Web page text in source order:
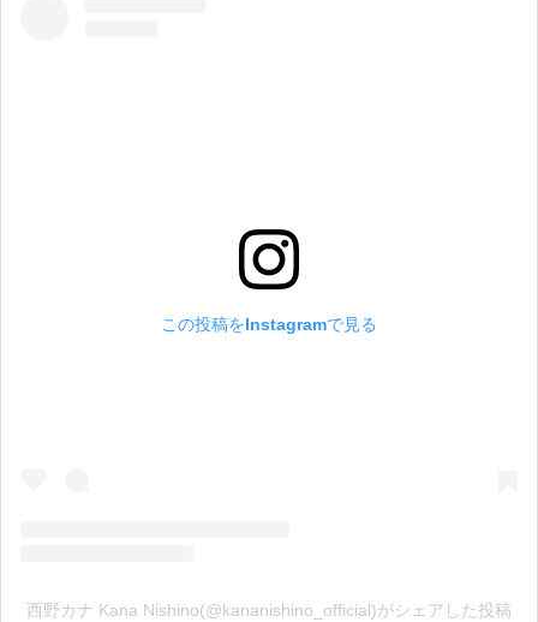
この投稿をInstagramで見る
西野カナ Kana Nishino(@kananishino_official)がシェアした投稿